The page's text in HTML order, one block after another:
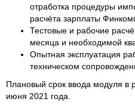
отработка процедуры
расчёта зарплаты
Тестовые и рабочие
месяца и необходимой
Опытная эксплуатация
техническом
Плановый срок ввода модуля в
июня 2021 года.